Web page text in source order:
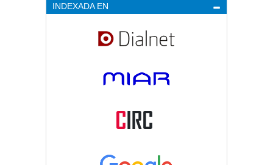
INDEXADA EN